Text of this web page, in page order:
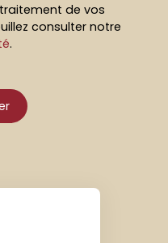
de vos
consulter notre
.